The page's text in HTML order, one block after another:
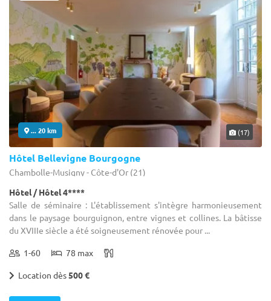
... 20 km (17)
Hôtel Bellevigne Bourgogne
Chambolle-Musigny - Côte-d'Or (21)
Hôtel / Hôtel 4****
Salle de séminaire : L'établissement s'intègre harmonieusement
dans le paysage bourguignon, entre vignes et collines. La bâtisse
du XVIIIe siècle a été soigneusement rénovée pour ...
1-60 78 max
Location dès500 €